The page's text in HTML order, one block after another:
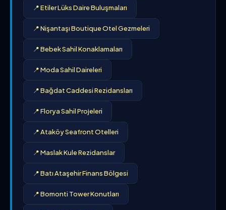
📍 Etiler Lüks Daire Buluşmaları
📍 Nişantaşı Boutique Otel Gezmeleri
📍 Bebek Sahil Konaklamaları
📍 Moda Sahil Daireleri
📍 Bağdat Caddesi Rezidansları
📍 Florya Sahil Projeleri
📍 Ataköy Seafront Otelleri
📍 Maslak Kule Rezidanslar
📍 Batı Ataşehir Finans Bölgesi
📍 Bomonti Tower Konutları